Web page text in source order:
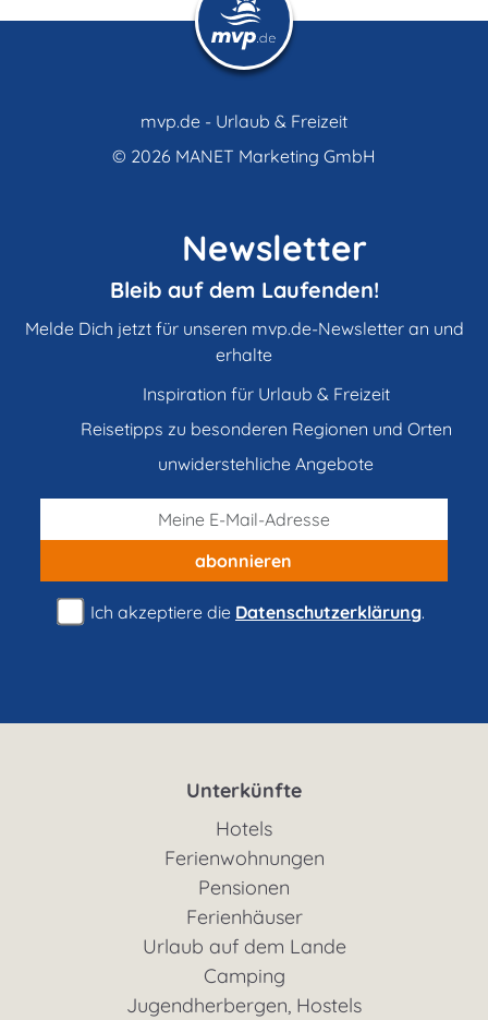
mvp.de - Urlaub & Freizeit
© 2026 MANET Marketing GmbH
Newsletter
Bleib auf dem Laufenden!
Melde Dich jetzt für unseren mvp.de-Newsletter an und
erhalte
Inspiration für Urlaub & Freizeit
Reisetipps zu besonderen Regionen und Orten
unwiderstehliche Angebote
abonnieren
Ich akzeptiere die Datenschutzerklärung.
Unterkünfte
Hotels
Ferienwohnungen
Pensionen
Ferienhäuser
Urlaub auf dem Lande
Camping
Jugendherbergen, Hostels